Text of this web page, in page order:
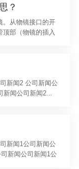
？
。从物镜接口的开
部（物镜的插入
新闻2 公司新闻公
闻公司新闻2...
新闻1公司新闻公
新闻公司新闻1公